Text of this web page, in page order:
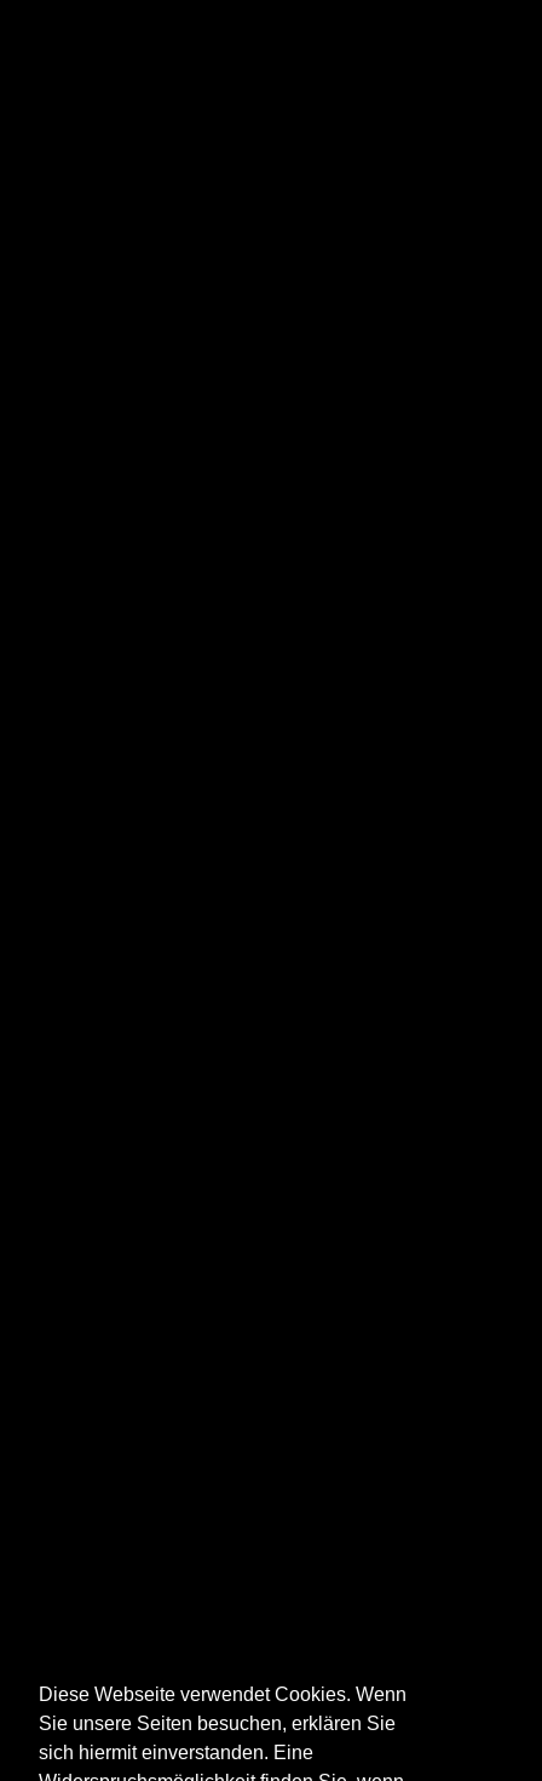
Diese Webseite verwendet Cookies. Wenn
Sie unsere Seiten besuchen, erklären Sie
sich hiermit einverstanden. Eine